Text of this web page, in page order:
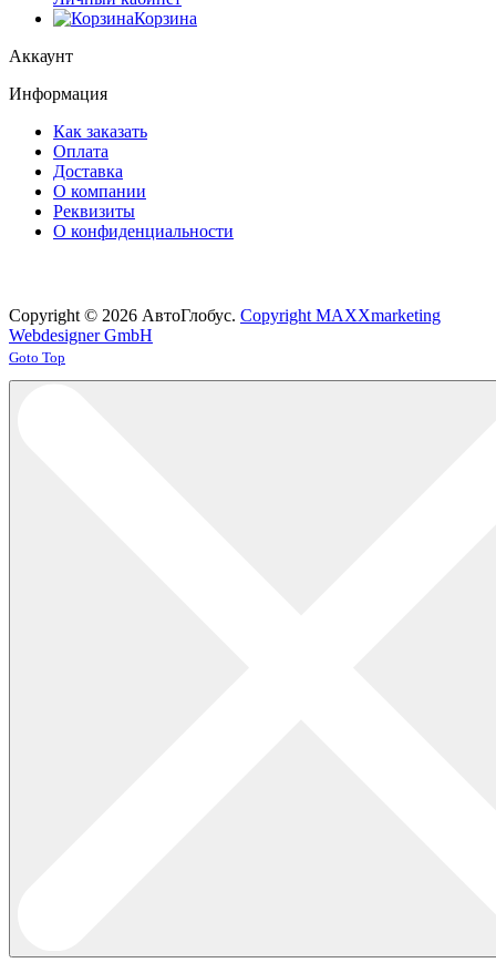
Корзина
Аккаунт
Информация
Как заказать
Оплата
Доставка
О компании
Реквизиты
О конфиденциальности
Copyright © 2026 АвтоГлобус. Copyright MAXXmarketing
Webdesigner GmbH
Joomla! 3 Templates
Goto Top